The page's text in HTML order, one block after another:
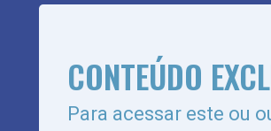
CONTEÚDO
Para acessar este ou